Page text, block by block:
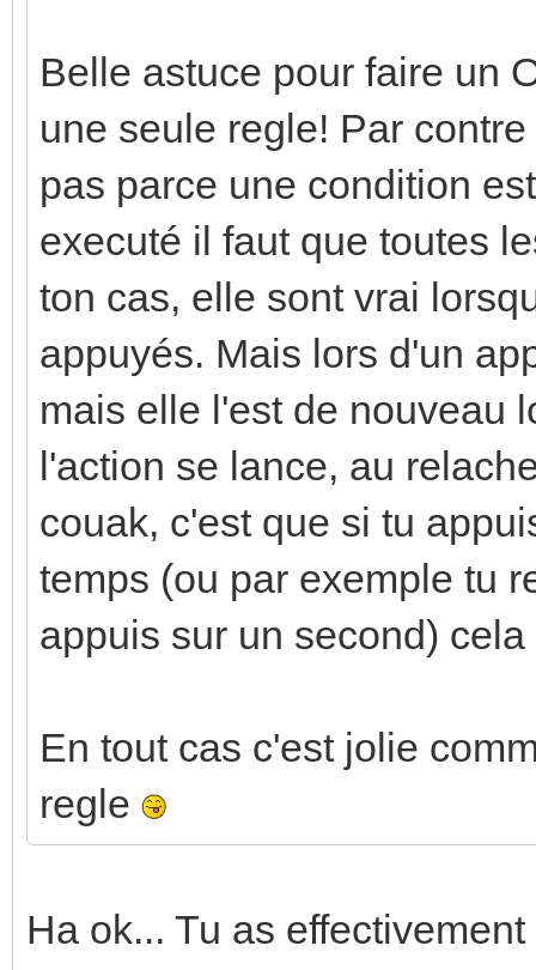
Belle astuce pour faire un
une seule regle! Par
pas parce une condition
executé il faut que toutes
ton cas, elle sont vrai
appuyés. Mais lors d'un
mais elle l'est de nouveau
l'action se lance, au
couak, c'est que si tu
temps (ou par exemple tu
appuis sur un second)
En tout cas c'est jolie
regle
Ha ok... Tu as